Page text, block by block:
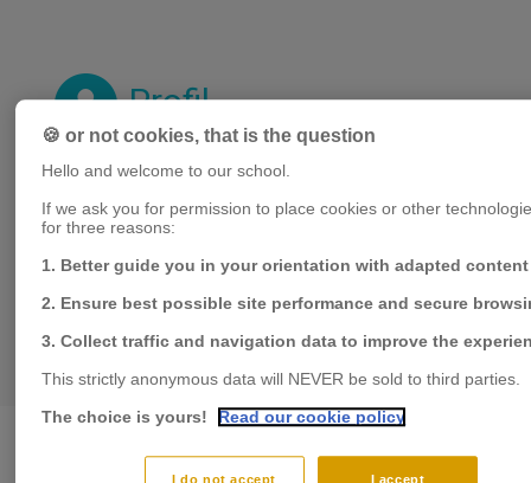
Profil
Degree
PhD, Business Administration, Marketing (graduated
in 1993)
Département pédagogique
Marketing
🍪 or not cookies, that is the question
Hello and welcome to our school.
If we ask you for permission to place cookies or other
for three reasons:
1. Better guide you in your orientation with adapted content
2. Ensure best possible site performance and secure
3. Collect traffic and navigation data to improve the
This strictly anonymous data will NEVER be sold to third parties.
The choice is yours!
Read our cookie policy
I accept
I do not accept